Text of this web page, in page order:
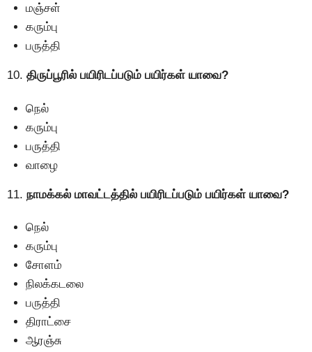
மஞ்சள்
கரும்பு
பருத்தி
10. திருப்பூரில் பயிரிடப்படும் பயிர்கள் யாவை?
நெல்
கரும்பு
பருத்தி
வாழை
11. நாமக்கல் மாவட்டத்தில் பயிரிடப்படும் பயிர்கள் யாவை?
நெல்
கரும்பு
சோளம்
நிலக்கடலை
பருத்தி
திராட்சை
ஆரஞ்சு